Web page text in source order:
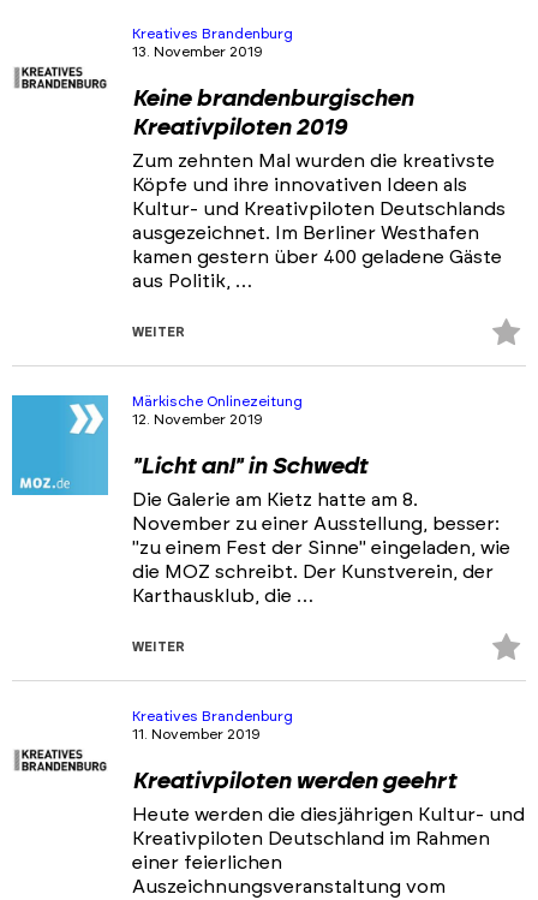
Portfolios
Veranstaltungen & Events
Kreatives Brandenburg
13. November 2019
Keine brandenburgischen
Kreativpiloten 2019
Zum zehnten Mal wurden die kreativste
Köpfe und ihre innovativen Ideen als
Kultur- und Kreativpiloten Deutschlands
ausgezeichnet. Im Berliner Westhafen
kamen gestern über 400 geladene Gäste
aus Politik, …
WEITER
Märkische Onlinezeitung
12. November 2019
"Licht an!" in Schwedt
Die Galerie am Kietz hatte am 8.
November zu einer Ausstellung, besser:
"zu einem Fest der Sinne" eingeladen, wie
die MOZ schreibt. Der Kunstverein, der
Karthausklub, die …
WEITER
Kreatives Brandenburg
11. November 2019
Kreativpiloten werden geehrt
Heute werden die diesjährigen Kultur- und
Kreativpiloten Deutschland im Rahmen
einer feierlichen
Auszeichnungsveranstaltung vom